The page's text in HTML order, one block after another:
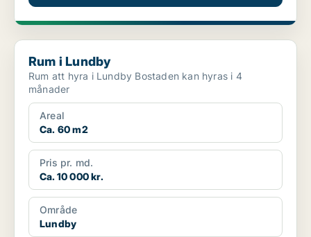
Rum i Lundby
Rum i Lundby
Rum att hyra i Lundby Bostaden kan hyras i 4
månader
Areal
Ca. 60 m2
Pris pr. md.
Ca. 10 000 kr.
Område
Lundby